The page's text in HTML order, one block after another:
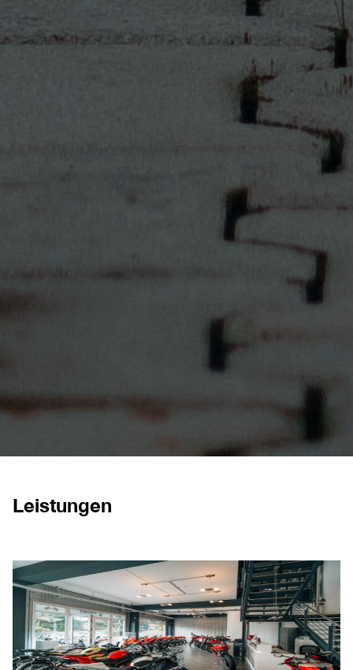
Leistungen